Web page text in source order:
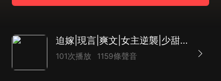
迫嫁|現言|爽文|女主逆襲|少甜不膩|AI多播
101次播放 1159條聲音